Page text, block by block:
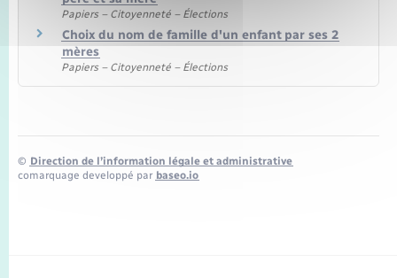
Papiers – Citoyenneté – Élections
Choix du nom de famille d'un enfant par ses 2
mères
Papiers – Citoyenneté – Élections
© Direction de l’information légale et administrative
comarquage developpé par baseo.io